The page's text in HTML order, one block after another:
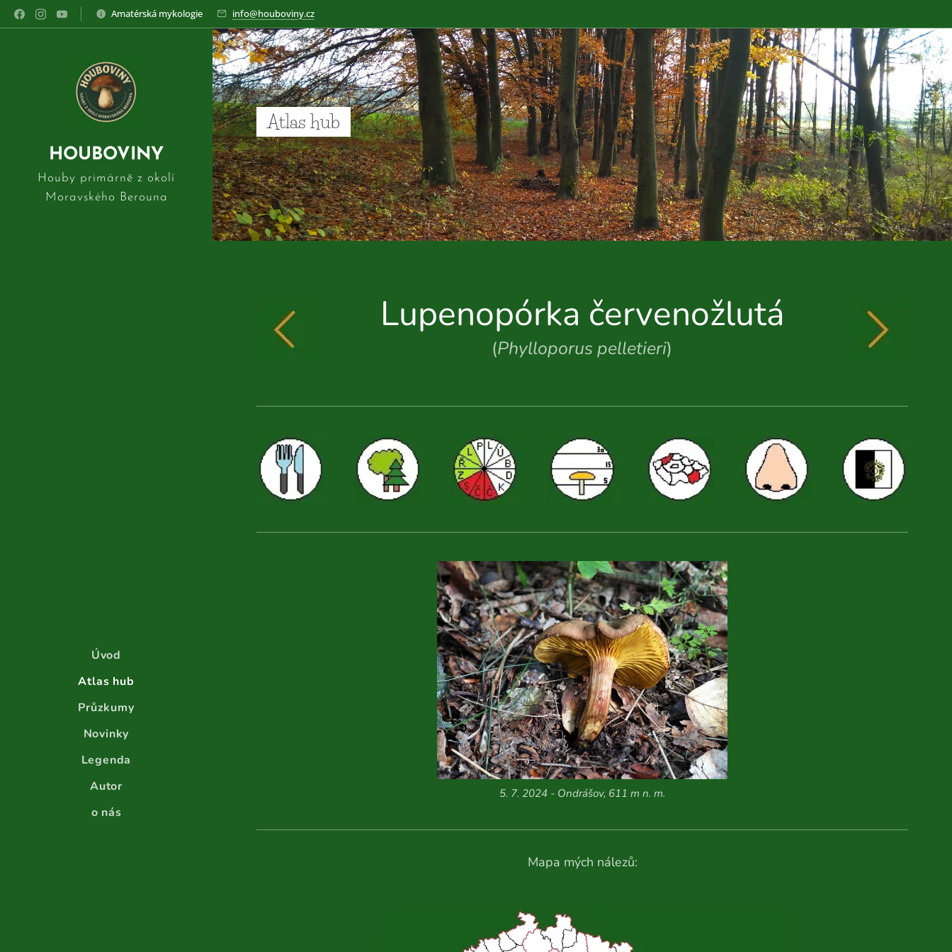
Amatérská mykologie info@houboviny.cz
HOUBOVINY
Houby primárně z okolí
Moravského Berouna
Úvod
Atlas hub
Průzkumy
Novinky
Legenda
Autor
o nás
Atlas hub
Lupenopórka červenožlutá
(Phylloporus pelletieri)
5. 7. 2024 - Ondrášov, 611 m n. m.
Mapa mých nálezů: